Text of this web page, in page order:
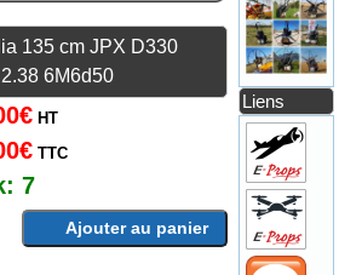
135 cm JPX D330
6M6d50
HT
TTC
7
Ajouter au panier
Liens